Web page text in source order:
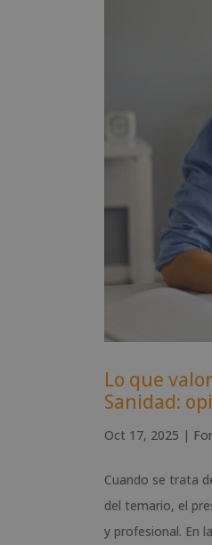
Lo que
Sanidad:
Oct 17, 2025 |
Cuando se trata
del temario, el
y profesional. En la